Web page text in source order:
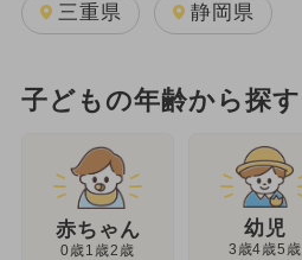
三重県 静岡県
子どもの年齢から探す
赤ちゃん
0歳1歳2歳
幼児
3歳4歳5歳